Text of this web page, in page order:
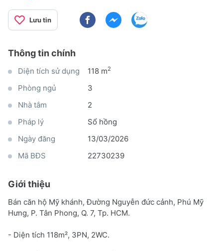
Lưu tin
Thông tin chính
Diện tích sử dụng 118 m2
Phòng ngủ
3
Nhà tắm
2
Pháp lý
Sổ hồng
Ngày đăng
13/03/2026
Mã BĐS
22730239
Giới thiệu
Bán căn hộ Mỹ khánh, Đường Nguyễn đức cảnh, Phú Mỹ
Hưng, P. Tân Phong, Q. 7, Tp. HCM.
- Diện tích 118m², 3PN, 2WC.